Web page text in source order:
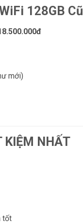
128GB Cũ
mới)
NHẤT
tốt